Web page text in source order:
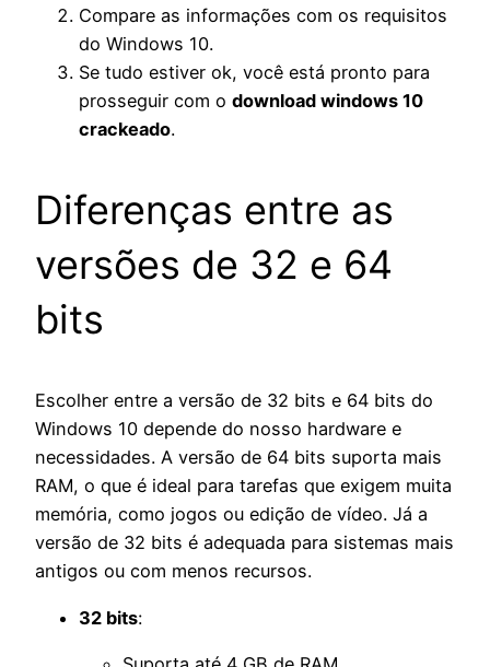
Compare as informações com os requisitos
do Windows 10.
Se tudo estiver ok, você está pronto para
prosseguir com o download windows 10
crackeado.
Diferenças entre as
versões de 32 e 64
bits
Escolher entre a versão de 32 bits e 64 bits do
Windows 10 depende do nosso hardware e
necessidades. A versão de 64 bits suporta mais
RAM, o que é ideal para tarefas que exigem muita
memória, como jogos ou edição de vídeo. Já a
versão de 32 bits é adequada para sistemas mais
antigos ou com menos recursos.
32 bits: